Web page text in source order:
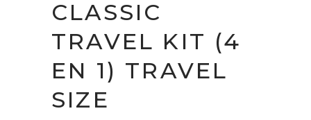
CLASSIC
TRAVEL KIT (4
EN 1) TRAVEL
SIZE